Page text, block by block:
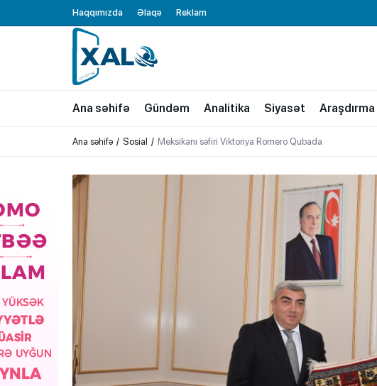
Haqqımızda Əlaqə Reklam
XALQ.ONLINE
ONLAYN PLATFORMA
Ana səhifə Gündəm Analitika Siyasət Araşdırma
Ana səhifə Sosial Meksikanı səfiri Viktoriya Romero Qubada